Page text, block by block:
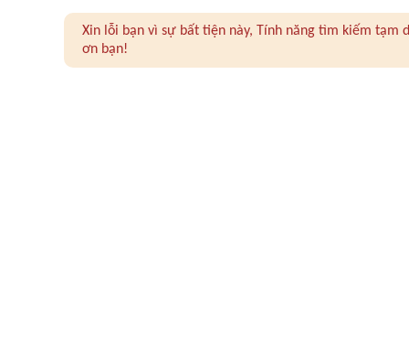
Xin lỗi bạn vì sự bất tiện này, Tính năng tìm kiếm
ơn bạn!